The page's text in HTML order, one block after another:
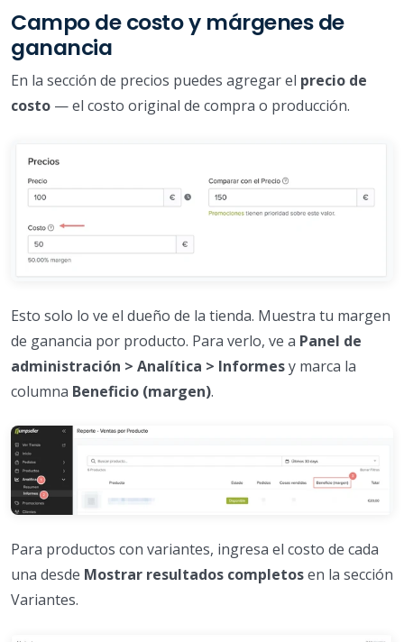
Campo de costo y márgenes de
ganancia
En la sección de precios puedes agregar el precio de
costo — el costo original de compra o producción.
Esto solo lo ve el dueño de la tienda. Muestra tu margen
de ganancia por producto. Para verlo, ve a Panel de
administración > Analítica > Informesy marca la
columna Beneficio (margen).
Para productos con variantes, ingresa el costo de cada
una desde Mostrar resultados completosen la sección
Variantes.